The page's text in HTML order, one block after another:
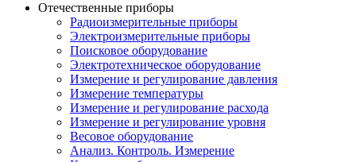
Отечественные приборы
Радиоизмерительные приборы
Электроизмерительные приборы
Поисковое оборудование
Электротехническое оборудование
Измерение и регулирование давления
Измерение температуры
Измерение и регулирование расхода
Измерение и регулирование уровня
Весовое оборудование
Анализ. Контроль. Измерение